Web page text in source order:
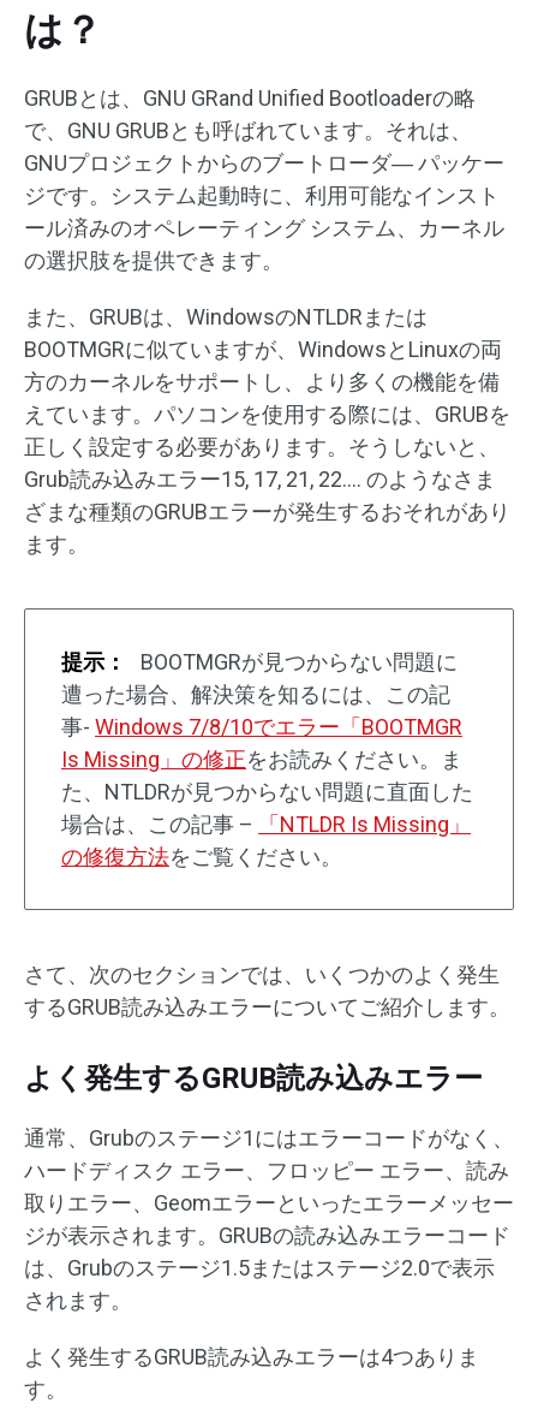
は？
GRUBとは、GNU GRand Unified Bootloaderの略
で、GNU GRUBとも呼ばれています。それは、
GNUプロジェクトからのブートローダ― パッケー
ジです。システム起動時に、利用可能なインスト
ール済みのオペレーティング システム、カーネル
の選択肢を提供できます。
また、GRUBは、WindowsのNTLDRまたは
BOOTMGRに似ていますが、WindowsとLinuxの両
方のカーネルをサポートし、より多くの機能を備
えています。パソコンを使用する際には、GRUBを
正しく設定する必要があります。そうしないと、
Grub読み込みエラー15, 17, 21, 22…. のようなさま
ざまな種類のGRUBエラーが発生するおそれがあり
ます。
提示：
BOOTMGRが見つからない問題に
遭った場合、解決策を知るには、この記
事- Windows 7/8/10でエラー「BOOTMGR
Is Missing」の修正をお読みください。ま
た、NTLDRが見つからない問題に直面した
場合は、この記事 –
「NTLDR Is Missing」
の修復方法をご覧ください。
さて、次のセクションでは、いくつかのよく発生
するGRUB読み込みエラーについてご紹介します。
よく発生するGRUB読み込みエラー
通常、Grubのステージ1にはエラーコードがなく、
ハードディスク エラー、フロッピー エラー、読み
取りエラー、Geomエラーといったエラーメッセー
ジが表示されます。GRUBの読み込みエラーコード
は、Grubのステージ1.5またはステージ2.0で表示
されます。
よく発生するGRUB読み込みエラーは4つありま
す。